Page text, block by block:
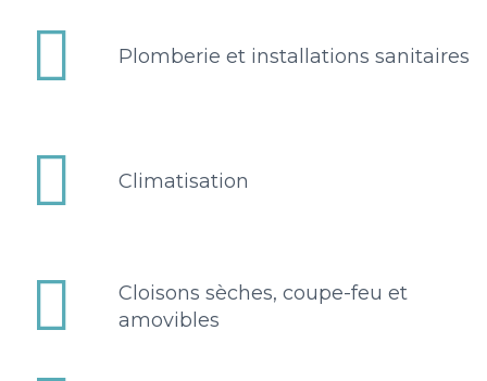

 Plomberie et installations sanitaires

 Climatisation


Cloisons sèches, coupe-feu et
amovibles